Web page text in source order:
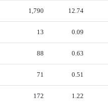
1,790 12.74
13 0.09
88 0.63
71 0.51
172 1.22